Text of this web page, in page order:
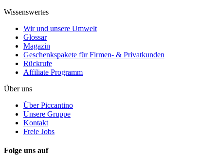
Wissenswertes
Wir und unsere Umwelt
Glossar
Magazin
Geschenkspakete für Firmen- & Privatkunden
Rückrufe
Affiliate Programm
Über uns
Über Piccantino
Unsere Gruppe
Kontakt
Freie Jobs
Folge uns auf